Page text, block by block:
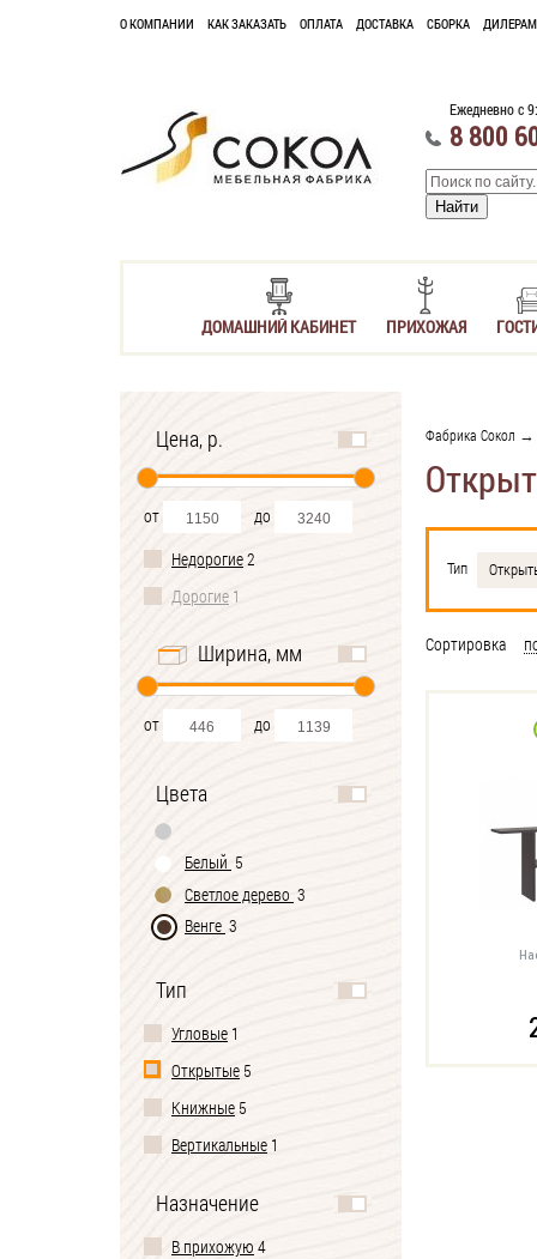
О КОМПАНИИ КАК ЗАКАЗАТЬ ОПЛАТА ДОСТАВКА СБОРКА ДИЛЕРАМ
Ежедневно с
8 800
ДОМАШНИЙ КАБИНЕТ ПРИХОЖАЯ
Цена, р.
от
до
Недорогие2
Дорогие 1
Ширина, мм
от до
Цвета
Белый 5
Светлое дерево 3
Венге 3
Тип
Угловые 1
Открытые 5
Книжные 5
Вертикальные 1
Назначение
В прихожую 4
Фабрика Сокол →
Тип
Сортировка